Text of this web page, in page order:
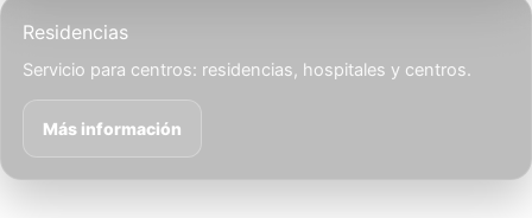
Residencias
Servicio para centros: residencias, hospitales y centros.
Más información